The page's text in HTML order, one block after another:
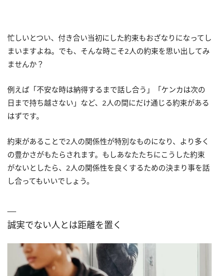
忙しいとつい、付き合い当初にした約束もおざなりになってし
まいますよね。でも、そんな時こそ2人の約束を思い出してみ
ませんか？
例えば「不安な時は納得するまで話し合う」「ケンカは次の
日まで持ち越さない」など、2人の間にだけ通じる約束がある
はずです。
約束があることで2人の関係性が特別なものになり、より多く
の豊かさがもたらされます。もしあなたたちにこうした約束
がないとしたら、2人の関係性を良くするための決まり事を話
し合ってもいいでしょう。
誠実でない人とは距離を置く